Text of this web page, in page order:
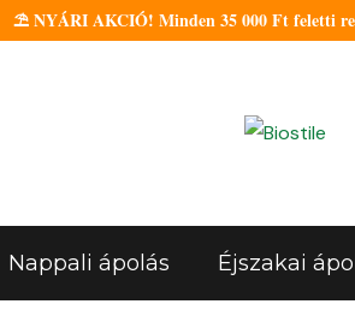
⛱️ NYÁRI AKCIÓ! Minden 35 000 Ft feletti
Nappali ápolás Éjszakai